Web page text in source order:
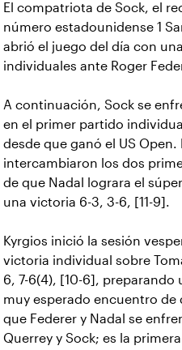
El compatriota de Sock, el
número estadounidense 1
abrió el juego del día con
individuales ante Roger
A continuación, Sock se
en el primer partido
desde que ganó el US Open.
intercambiaron los dos
de que Nadal lograra el
una victoria 6-3, 3-6, [11-9].
Kyrgios inició la sesión
victoria individual sobre
6, 7-6(4), [10-6], preparando
muy esperado encuentro de
que Federer y Nadal se
Querrey y Sock; es la